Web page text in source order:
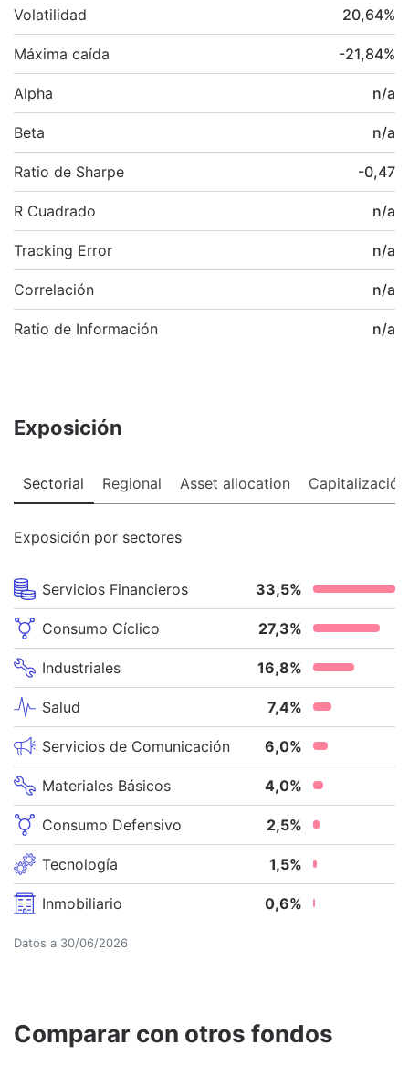
Volatilidad 20,64%
Máxima caída -21,84%
Alpha n/a
Beta n/a
Ratio de Sharpe -0,47
R Cuadrado n/a
Tracking Error n/a
Correlación n/a
Ratio de Información n/a
Exposición
Sectorial Regional Asset allocation Capitalización
Exposición por sectores
Servicios Financieros 33,5%
Consumo Cíclico 27,3%
Industriales 16,8%
Salud 7,4%
Servicios de Comunicación 6,0%
Materiales Básicos 4,0%
Consumo Defensivo 2,5%
Tecnología 1,5%
Inmobiliario 0,6%
Datos a 30/06/2026
Comparar con otros fondos